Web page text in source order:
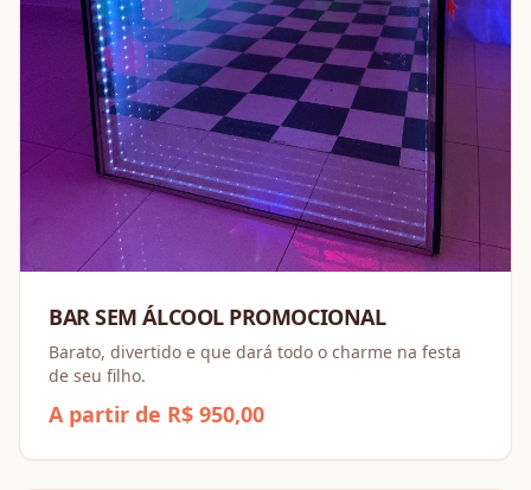
BAR SEM ÁLCOOL PROMOCIONAL
Barato, divertido e que dará todo o charme na festa
de seu filho.
A partir de R$ 950,00